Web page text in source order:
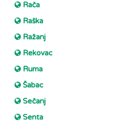
Rača
Raška
Ražanj
Rekovac
Ruma
Šabac
Sečanj
Senta